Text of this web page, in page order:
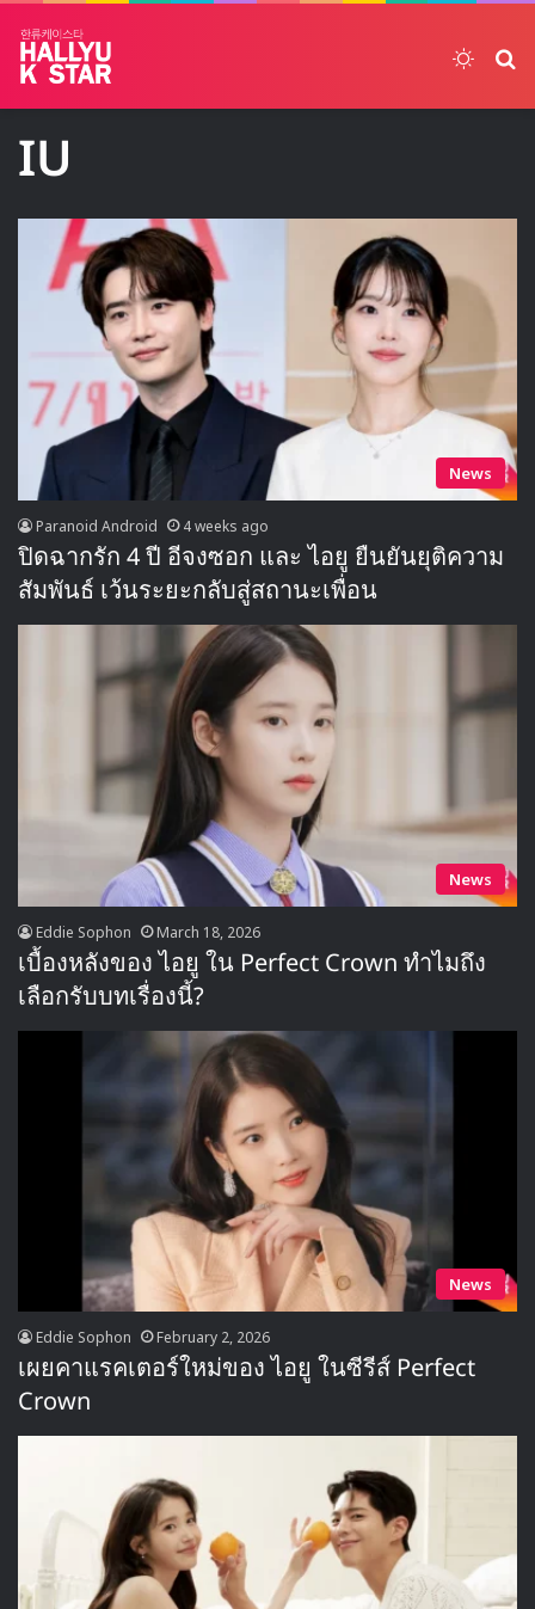
IU
News
Paranoid Android 4 weeks ago
ปิดฉากรัก 4 ปี อีจงซอก และ ไอยู ยืนยันยุติความ
สัมพันธ์ เว้นระยะกลับสู่สถานะเพื่อน
News
Eddie Sophon March 18, 2026
เบื้องหลังของ ไอยู ใน Perfect Crown ทำไมถึง
เลือกรับบทเรื่องนี้?
News
Eddie Sophon February 2, 2026
เผยคาแรคเตอร์ใหม่ของ ไอยู ในซีรีส์ Perfect
Crown